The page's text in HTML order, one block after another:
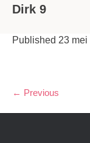
Dirk 9
Published 23 mei
← Previous